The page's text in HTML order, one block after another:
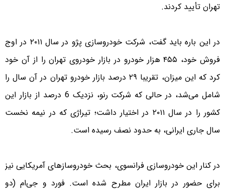
تهران تأیید کردند.
در این باره باید گفت، شرکت خودروسازی پژو در سال ۲۰۱۱ در اوج
فروش خود، ۴۵۵‌ هزار خودرو در بازار خودروی تهران را از آن خود
کرد که این میزان، تقریبا ۲۹ درصد بازار خودرو تهران در آن سال را
شامل می‌شد، در حالی که شرکت رنو، نزدیک 6 درصد از بازار این
کشور را در سال ۲۰۱۱ ‌در اختیار‌ داشت؛ تیراژی که در نیمه نخست
سال جاری ایرانی، به حدود نصف رسیده است.
در کنار این خودروسازی فرانسوی، بحث خودروسازهای آمریکایی نیز
برای حضور در بازار ایران مطرح شده است. فورد و جی‌ام (دو